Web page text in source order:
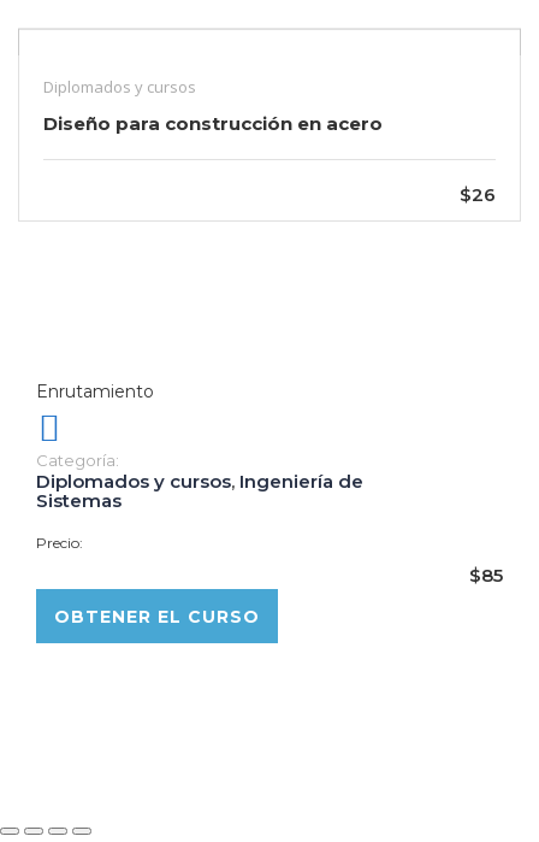
Diplomados y cursos
Diseño para construcción en acero
$26
Enrutamiento
Categoría:
Diplomados y cursos, Ingeniería de
Sistemas
Precio:
$85
OBTENER EL CURSO